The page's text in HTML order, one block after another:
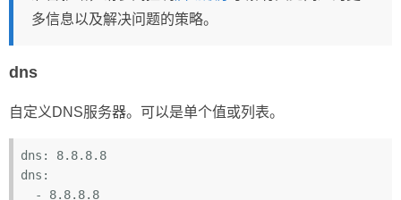
多信息以及解决问题的策略。
dns
自定义DNS服务器。可以是单个值或列表。
dns : 8.8.8.8
dns :
-
8.8.8.8